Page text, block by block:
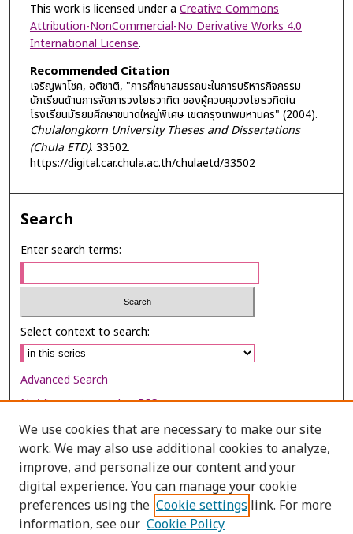
This work is licensed under a Creative Commons
Attribution-NonCommercial-No Derivative Works 4.0
International License.
Recommended Citation
เจริญพาโชค, อติชาติ, "การศึกษาสมรรถนะในการบริหารกิจกรรม
นักเรียนด้านการจัดการวงโยธวาทิต ของผู้ควบคุมวงโยธวทิตใน
โรงเรียนมัธยมศึกษาขนาดใหญ่พิเศษ เขตกรุงเทพมหานคร" (2004).
Chulalongkorn University Theses and Dissertations
(Chula ETD). 33502.
https://digital.car.chula.ac.th/chulaetd/33502
Search
Enter search terms:
Select context to search:
Advanced Search
Notify me via email orRSS
Browse
Collections
Disciplines
Authors
We use cookies that are necessary to make our site
work. We may also use additional cookies to analyze,
improve, and personalize our content and your
digital experience. You can manage your cookie
preferences using the Cookie settings link. For more
information, see our Cookie Policy